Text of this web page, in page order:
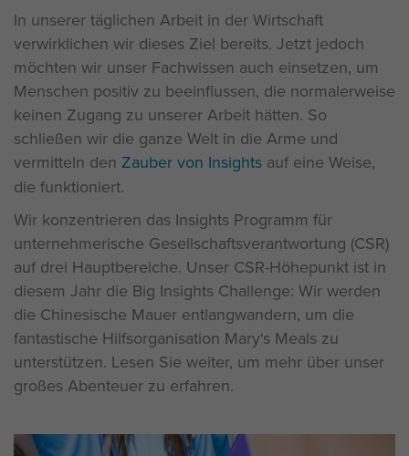
In unserer täglichen Arbeit in der Wirtschaft
verwirklichen wir dieses Ziel bereits. Jetzt jedoch
möchten wir unser Fachwissen auch einsetzen, um
Menschen positiv zu beeinflussen, die normalerweise
keinen Zugang zu unserer Arbeit hätten. So
schließen wir die ganze Welt in die Arme und
vermitteln den Zauber von Insights auf eine Weise,
die funktioniert.
Wir konzentrieren das Insights Programm für
unternehmerische Gesellschaftsverantwortung (CSR)
auf drei Hauptbereiche. Unser CSR-Höhepunkt ist in
diesem Jahr die Big Insights Challenge: Wir werden
die Chinesische Mauer entlangwandern, um die
fantastische Hilfsorganisation Mary‘s Meals zu
unterstützen. Lesen Sie weiter, um mehr über unser
großes Abenteuer zu erfahren.